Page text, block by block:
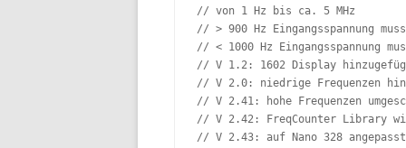
// von 1 Hz bis ca. 5 MHz
// > 900 Hz Eingangsspannung
// < 1000 Hz Eingangsspannung
// V 1.2: 1602 Display
// V 2.0: niedrige Frequenzen
// V 2.41: hohe Frequenzen
// V 2.42: FreqCounter Library
// V 2.43: auf Nano 328 angepasst